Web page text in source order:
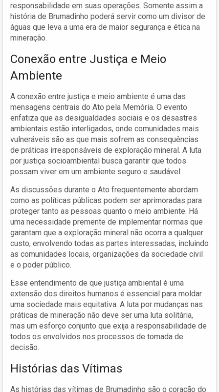
responsabilidade em suas operações. Somente assim a
história de Brumadinho poderá servir como um divisor de
águas que leva a uma era de maior segurança e ética na
mineração.
Conexão entre Justiça e Meio
Ambiente
A conexão entre justiça e meio ambiente é uma das
mensagens centrais do Ato pela Memória. O evento
enfatiza que as desigualdades sociais e os desastres
ambientais estão interligados, onde comunidades mais
vulneráveis são as que mais sofrem as consequências
de práticas irresponsáveis de exploração mineral. A luta
por justiça socioambiental busca garantir que todos
possam viver em um ambiente seguro e saudável.
As discussões durante o Ato frequentemente abordam
como as políticas públicas podem ser aprimoradas para
proteger tanto as pessoas quanto o meio ambiente. Há
uma necessidade premente de implementar normas que
garantam que a exploração mineral não ocorra a qualquer
custo, envolvendo todas as partes interessadas, incluindo
as comunidades locais, organizações da sociedade civil
e o poder público.
Esse entendimento de que justiça ambiental é uma
extensão dos direitos humanos é essencial para moldar
uma sociedade mais equitativa. A luta por mudanças nas
práticas de mineração não deve ser uma luta solitária,
mas um esforço conjunto que exija a responsabilidade de
todos os envolvidos nos processos de tomada de
decisão.
Histórias das Vítimas
As histórias das vítimas de Brumadinho são o coração do